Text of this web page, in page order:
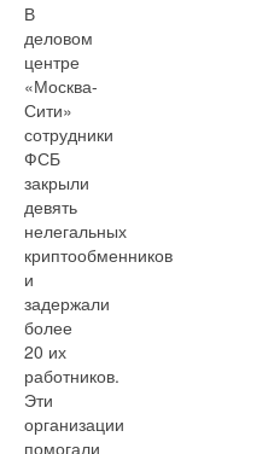
В
деловом
центре
«Москва-
Сити»
сотрудники
ФСБ
закрыли
девять
нелегальных
криптообменников
и
задержали
более
20 их
работников.
Эти
организации
помогали